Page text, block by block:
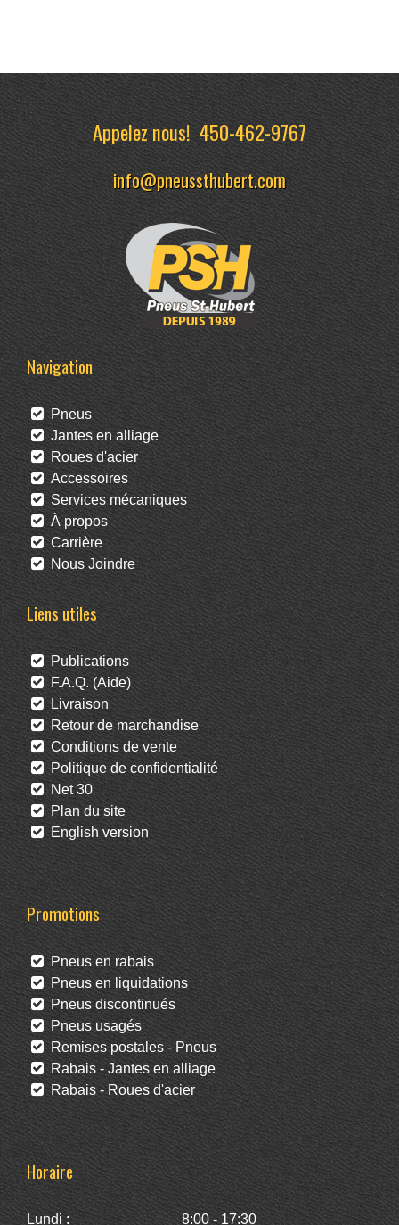
Appelez nous!450-462-9767
info@pneussthubert.com
Navigation
Pneus
Jantes en alliage
Roues d'acier
Accessoires
Services mécaniques
À propos
Carrière
Nous Joindre
Liens utiles
Publications
F.A.Q. (Aide)
Livraison
Retour de marchandise
Conditions de vente
Politique de confidentialité
Net 30
Plan du site
English version
Promotions
Pneus en rabais
Pneus en liquidations
Pneus discontinués
Pneus usagés
Remises postales - Pneus
Rabais - Jantes en alliage
Rabais - Roues d'acier
Horaire
Lundi : 8:00 - 17:30